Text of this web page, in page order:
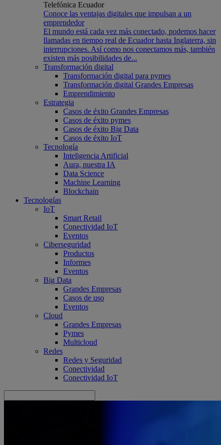
Telefónica Ecuador
Conoce las ventajas digitales que impulsan a un
emprendedor
El mundo está cada vez más conectado, podemos hacer
llamadas en tiempo real de Ecuador hasta Inglaterra, sin
interrupciones. Así como nos conectamos más, también
existen más posibilidades de...
Transformación digital
Transformación digital para pymes
Transformación digital Grandes Empresas
Emprendimiento
Estrategia
Casos de éxito Grandes Empresas
Casos de éxito pymes
Casos de éxito Big Data
Casos de éxito IoT
Tecnología
Inteligencia Artificial
Aura, nuestra IA
Data Science
Machine Learning
Blockchain
Tecnologías
IoT
Smart Retail
Conectividad IoT
Eventos
Ciberseguridad
Productos
Informes
Eventos
Big Data
Grandes Empresas
Casos de uso
Eventos
Cloud
Grandes Empresas
Pymes
Multicloud
Redes
Redes y Seguridad
Conectividad
Conectividad IoT